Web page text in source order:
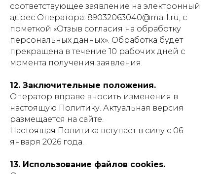
соответствующее заявление на электронный
адрес Оператора: 89032063040@mail.ru, с
пометкой «Отзыв согласия на обработку
персональных данных». Обработка будет
прекращена в течение 10 рабочих дней с
момента получения заявления.
12. Заключительные положения.
Оператор вправе вносить изменения в
настоящую Политику. Актуальная версия
размещается на сайте.
Настоящая Политика вступает в силу с 06
января 2026 года.
13. Использование файлов cookies.